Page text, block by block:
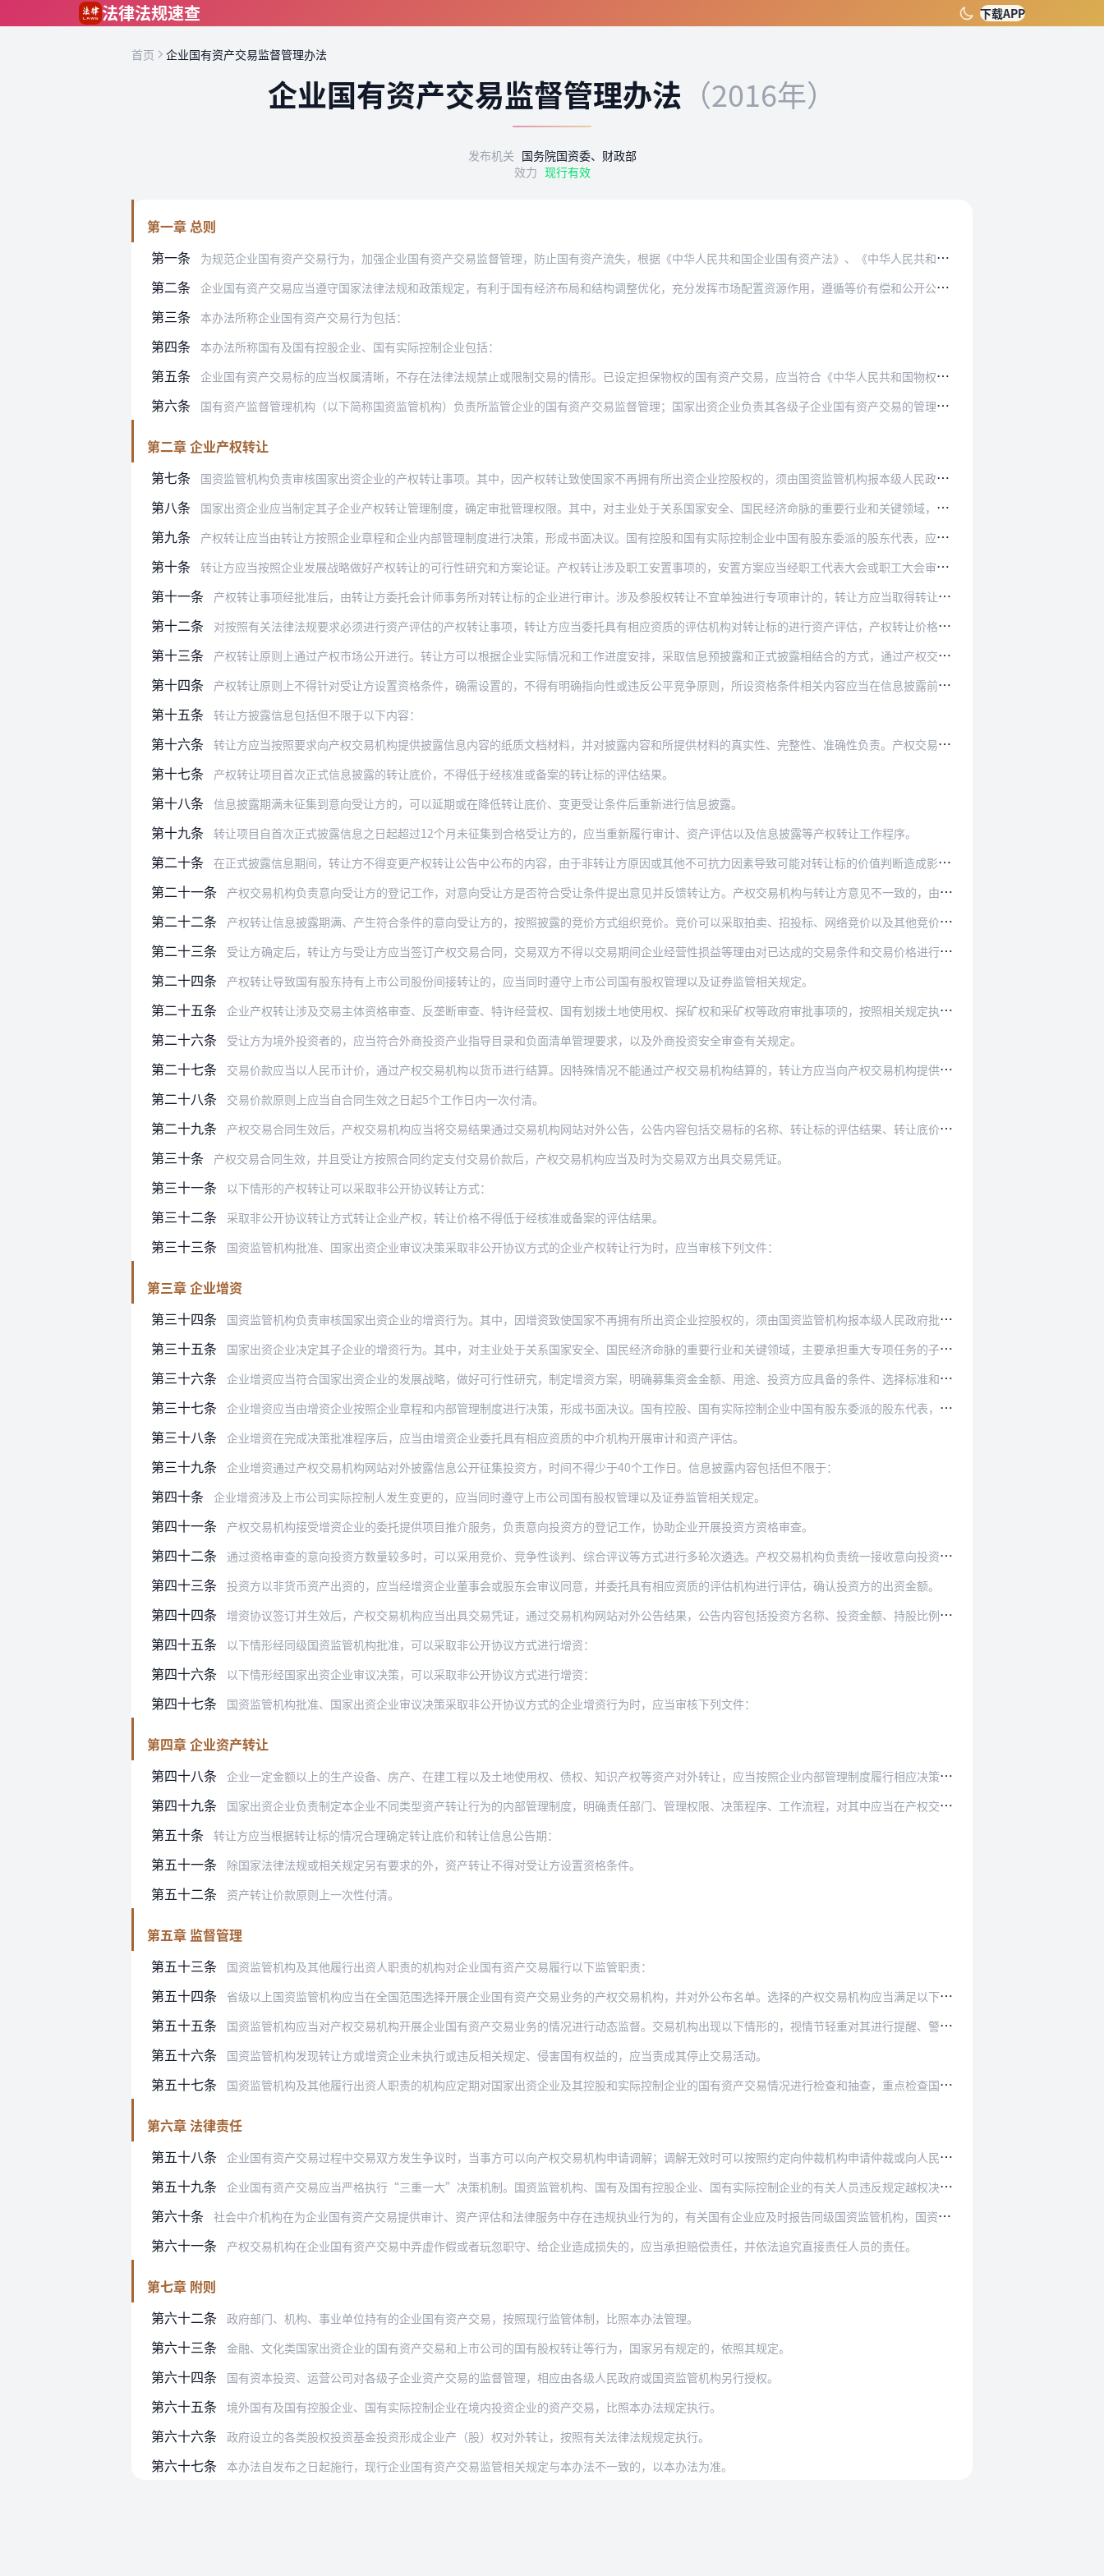
法律法规速查 下载APP
首页 企业国有资产交易监督管理办法
企业国有资产交易监督管理办法 （2016年）
发布机关 国务院国资委、财政部
效力 现行有效
第一章 总则
第一条
为规范企业国有资产交易行为，加强企业国有资产交易监督管理，防止国有资产流失，根据《中华人民共和国企业国有资产法》、《中华人民共和国公司法》、《企业国有资产监督管…
第二条 企业国有资产交易应当遵守国家法律法规和政策规定，有利于国有经济布局和结构调整优化，充分发挥市场配置资源作用，遵循等价有偿和公开公平公正的原则，在依法设立的产权交…
第三条 本办法所称企业国有资产交易行为包括：
第四条 本办法所称国有及国有控股企业、国有实际控制企业包括：
第五条 企业国有资产交易标的应当权属清晰，不存在法律法规禁止或限制交易的情形。已设定担保物权的国有资产交易，应当符合《中华人民共和国物权法》、《中华人民共和国担保法》等…
第六条 国有资产监督管理机构（以下简称国资监管机构）负责所监管企业的国有资产交易监督管理；国家出资企业负责其各级子企业国有资产交易的管理，定期向同级国资监管机构报告本企…
第二章 企业产权转让
第七条
国资监管机构负责审核国家出资企业的产权转让事项。其中，因产权转让致使国家不再拥有所出资企业控股权的，须由国资监管机构报本级人民政府批准。
第八条 国家出资企业应当制定其子企业产权转让管理制度，确定审批管理权限。其中，对主业处于关系国家安全、国民经济命脉的重要行业和关键领域，主要承担重大专项任务子企业的产权…
第九条 产权转让应当由转让方按照企业章程和企业内部管理制度进行决策，形成书面决议。国有控股和国有实际控制企业中国有股东委派的股东代表，应当按照本办法规定和委派单位的指示…
第十条 转让方应当按照企业发展战略做好产权转让的可行性研究和方案论证。产权转让涉及职工安置事项的，安置方案应当经职工代表大会或职工大会审议通过；涉及债权债务处置事项的，…
第十一条 产权转让事项经批准后，由转让方委托会计师事务所对转让标的企业进行审计。涉及参股权转让不宜单独进行专项审计的，转让方应当取得转让标的企业最近一期年度审计报告。
第十二条 对按照有关法律法规要求必须进行资产评估的产权转让事项，转让方应当委托具有相应资质的评估机构对转让标的进行资产评估，产权转让价格应以经核准或备案的评估结果为基础确…
第十三条 产权转让原则上通过产权市场公开进行。转让方可以根据企业实际情况和工作进度安排，采取信息预披露和正式披露相结合的方式，通过产权交易机构网站分阶段对外披露产权转让信…
第十四条 产权转让原则上不得针对受让方设置资格条件，确需设置的，不得有明确指向性或违反公平竞争原则，所设资格条件相关内容应当在信息披露前报同级国资监管机构备案，国资监管机…
第十五条 转让方披露信息包括但不限于以下内容：
第十六条 转让方应当按照要求向产权交易机构提供披露信息内容的纸质文档材料，并对披露内容和所提供材料的真实性、完整性、准确性负责。产权交易机构应当对信息披露的规范性负责。
第十七条 产权转让项目首次正式信息披露的转让底价，不得低于经核准或备案的转让标的评估结果。
第十八条 信息披露期满未征集到意向受让方的，可以延期或在降低转让底价、变更受让条件后重新进行信息披露。
第十九条 转让项目自首次正式披露信息之日起超过12个月未征集到合格受让方的，应当重新履行审计、资产评估以及信息披露等产权转让工作程序。
第二十条 在正式披露信息期间，转让方不得变更产权转让公告中公布的内容，由于非转让方原因或其他不可抗力因素导致可能对转让标的价值判断造成影响的，转让方应当及时调整补充披露信…
第二十一条 产权交易机构负责意向受让方的登记工作，对意向受让方是否符合受让条件提出意见并反馈转让方。产权交易机构与转让方意见不一致的，由转让行为批准单位决定意向受让方是否符…
第二十二条 产权转让信息披露期满、产生符合条件的意向受让方的，按照披露的竞价方式组织竞价。竞价可以采取拍卖、招投标、网络竞价以及其他竞价方式，且不得违反国家法律法规的规定。
第二十三条 受让方确定后，转让方与受让方应当签订产权交易合同，交易双方不得以交易期间企业经营性损益等理由对已达成的交易条件和交易价格进行调整。
第二十四条 产权转让导致国有股东持有上市公司股份间接转让的，应当同时遵守上市公司国有股权管理以及证券监管相关规定。
第二十五条 企业产权转让涉及交易主体资格审查、反垄断审查、特许经营权、国有划拨土地使用权、探矿权和采矿权等政府审批事项的，按照相关规定执行。
第二十六条 受让方为境外投资者的，应当符合外商投资产业指导目录和负面清单管理要求，以及外商投资安全审查有关规定。
第二十七条 交易价款应当以人民币计价，通过产权交易机构以货币进行结算。因特殊情况不能通过产权交易机构结算的，转让方应当向产权交易机构提供转让行为批准单位的书面意见以及受让方…
第二十八条 交易价款原则上应当自合同生效之日起5个工作日内一次付清。
第二十九条 产权交易合同生效后，产权交易机构应当将交易结果通过交易机构网站对外公告，公告内容包括交易标的名称、转让标的评估结果、转让底价、交易价格，公告期不少于5个工作日。
第三十条 产权交易合同生效，并且受让方按照合同约定支付交易价款后，产权交易机构应当及时为交易双方出具交易凭证。
第三十一条 以下情形的产权转让可以采取非公开协议转让方式：
第三十二条 采取非公开协议转让方式转让企业产权，转让价格不得低于经核准或备案的评估结果。
第三十三条 国资监管机构批准、国家出资企业审议决策采取非公开协议方式的企业产权转让行为时，应当审核下列文件：
第三章 企业增资
第三十四条
国资监管机构负责审核国家出资企业的增资行为。其中，因增资致使国家不再拥有所出资企业控股权的，须由国资监管机构报本级人民政府批准。
第三十五条 国家出资企业决定其子企业的增资行为。其中，对主业处于关系国家安全、国民经济命脉的重要行业和关键领域，主要承担重大专项任务的子企业的增资行为，须由国家出资企业报同…
第三十六条 企业增资应当符合国家出资企业的发展战略，做好可行性研究，制定增资方案，明确募集资金金额、用途、投资方应具备的条件、选择标准和遴选方式等。增资后企业的股东数量须符…
第三十七条 企业增资应当由增资企业按照企业章程和内部管理制度进行决策，形成书面决议。国有控股、国有实际控制企业中国有股东委派的股东代表，应当按照本办法规定和委派单位的指示发…
第三十八条 企业增资在完成决策批准程序后，应当由增资企业委托具有相应资质的中介机构开展审计和资产评估。
第三十九条 企业增资通过产权交易机构网站对外披露信息公开征集投资方，时间不得少于40个工作日。信息披露内容包括但不限于：
第四十条 企业增资涉及上市公司实际控制人发生变更的，应当同时遵守上市公司国有股权管理以及证券监管相关规定。
第四十一条 产权交易机构接受增资企业的委托提供项目推介服务，负责意向投资方的登记工作，协助企业开展投资方资格审查。
第四十二条 通过资格审查的意向投资方数量较多时，可以采用竞价、竞争性谈判、综合评议等方式进行多轮次遴选。产权交易机构负责统一接收意向投资方的投标和报价文件，协助企业开展投资…
第四十三条 投资方以非货币资产出资的，应当经增资企业董事会或股东会审议同意，并委托具有相应资质的评估机构进行评估，确认投资方的出资金额。
第四十四条 增资协议签订并生效后，产权交易机构应当出具交易凭证，通过交易机构网站对外公告结果，公告内容包括投资方名称、投资金额、持股比例等，公告期不少于5个工作日。
第四十五条 以下情形经同级国资监管机构批准，可以采取非公开协议方式进行增资：
第四十六条 以下情形经国家出资企业审议决策，可以采取非公开协议方式进行增资：
第四十七条 国资监管机构批准、国家出资企业审议决策采取非公开协议方式的企业增资行为时，应当审核下列文件：
第四章 企业资产转让
第四十八条
企业一定金额以上的生产设备、房产、在建工程以及土地使用权、债权、知识产权等资产对外转让，应当按照企业内部管理制度履行相应决策程序后，在产权交易机构公开进行。涉及…
第四十九条 国家出资企业负责制定本企业不同类型资产转让行为的内部管理制度，明确责任部门、管理权限、决策程序、工作流程，对其中应当在产权交易机构公开转让的资产种类、金额标准等…
第五十条 转让方应当根据转让标的情况合理确定转让底价和转让信息公告期：
第五十一条 除国家法律法规或相关规定另有要求的外，资产转让不得对受让方设置资格条件。
第五十二条 资产转让价款原则上一次性付清。
第五章 监督管理
第五十三条
国资监管机构及其他履行出资人职责的机构对企业国有资产交易履行以下监管职责：
第五十四条 省级以上国资监管机构应当在全国范围选择开展企业国有资产交易业务的产权交易机构，并对外公布名单。选择的产权交易机构应当满足以下条件：
第五十五条 国资监管机构应当对产权交易机构开展企业国有资产交易业务的情况进行动态监督。交易机构出现以下情形的，视情节轻重对其进行提醒、警告、通报、暂停直至停止委托从事相关业…
第五十六条 国资监管机构发现转让方或增资企业未执行或违反相关规定、侵害国有权益的，应当责成其停止交易活动。
第五十七条 国资监管机构及其他履行出资人职责的机构应定期对国家出资企业及其控股和实际控制企业的国有资产交易情况进行检查和抽查，重点检查国家法律法规政策和企业内部管理制度的贯…
第六章 法律责任
第五十八条
企业国有资产交易过程中交易双方发生争议时，当事方可以向产权交易机构申请调解；调解无效时可以按照约定向仲裁机构申请仲裁或向人民法院提起诉讼。
第五十九条 企业国有资产交易应当严格执行“三重一大”决策机制。国资监管机构、国有及国有控股企业、国有实际控制企业的有关人员违反规定越权决策、批准相关交易事项，或者玩忽职守、…
第六十条 社会中介机构在为企业国有资产交易提供审计、资产评估和法律服务中存在违规执业行为的，有关国有企业应及时报告同级国资监管机构，国资监管机构可要求国有及国有控股企业、…
第六十一条 产权交易机构在企业国有资产交易中弄虚作假或者玩忽职守、给企业造成损失的，应当承担赔偿责任，并依法追究直接责任人员的责任。
第七章 附则
第六十二条
政府部门、机构、事业单位持有的企业国有资产交易，按照现行监管体制，比照本办法管理。
第六十三条 金融、文化类国家出资企业的国有资产交易和上市公司的国有股权转让等行为，国家另有规定的，依照其规定。
第六十四条 国有资本投资、运营公司对各级子企业资产交易的监督管理，相应由各级人民政府或国资监管机构另行授权。
第六十五条 境外国有及国有控股企业、国有实际控制企业在境内投资企业的资产交易，比照本办法规定执行。
第六十六条 政府设立的各类股权投资基金投资形成企业产（股）权对外转让，按照有关法律法规规定执行。
第六十七条 本办法自发布之日起施行，现行企业国有资产交易监管相关规定与本办法不一致的，以本办法为准。